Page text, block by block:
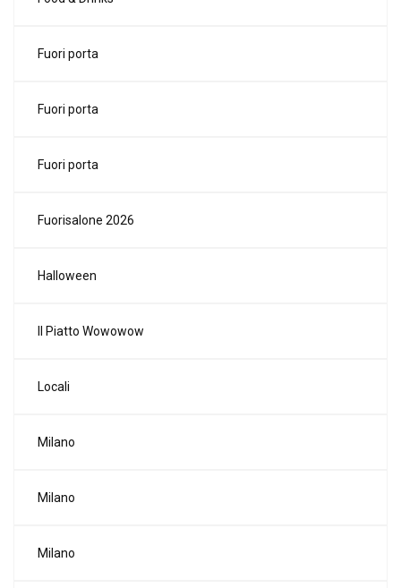
Fuori porta
Fuori porta
Fuori porta
Fuorisalone 2026
Halloween
Il Piatto Wowowow
Locali
Milano
Milano
Milano